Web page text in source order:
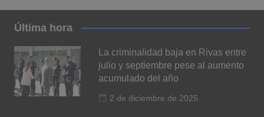
Última hora
La criminalidad baja en Rivas entre
julio y septiembre pese al aumento
acumulado del año
2 de diciembre de 2025